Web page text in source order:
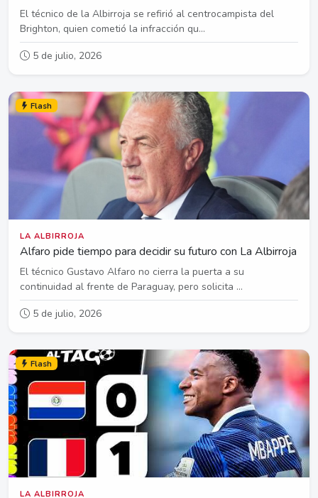
El técnico de la Albirroja se refirió al centrocampista del
Brighton, quien cometió la infracción qu...
5 de julio, 2026
Flash
LA ALBIRROJA
Alfaro pide tiempo para decidir su futuro con La Albirroja
El técnico Gustavo Alfaro no cierra la puerta a su
continuidad al frente de Paraguay, pero solicita ...
5 de julio, 2026
Flash
LA ALBIRROJA